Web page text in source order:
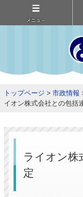
メニュ－
トップページ > 市政情報
イオン株式会社との包括
ライオン株
定